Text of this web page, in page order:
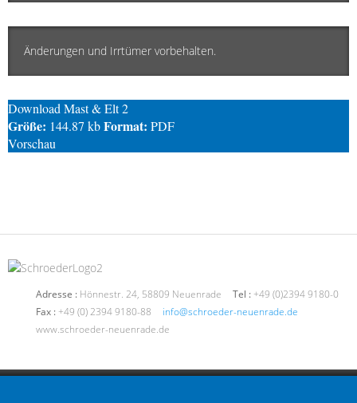
Änderungen und Irrtümer vorbehalten.
Download Mast & Elt 2
Größe: 144.87 kbFormat: PDF
Vorschau
Adresse : Hönnestr. 24, 58809 Neuenrade Tel : +49 (0)2394 9180-0
Fax : +49 (0) 2394 9180-88
info@schroeder-neuenrade.de
www.schroeder-neuenrade.de